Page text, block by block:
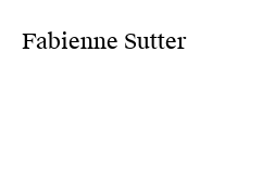
Fabienne Sutter